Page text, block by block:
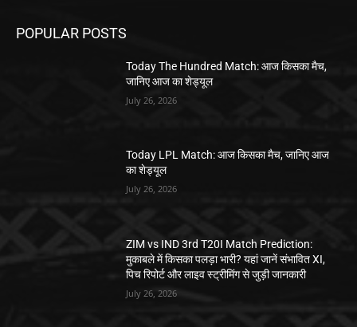
POPULAR POSTS
Today The Hundred Match: आज किसका मैच,
जानिए आज का शेड्यूल
July 26, 2026
Today LPL Match: आज किसका मैच, जानिए आज
का शेड्यूल
July 26, 2026
ZIM vs IND 3rd T20I Match Prediction:
मुकाबले में किसका पलड़ा भारी? यहां जानें संभावित XI,
पिच रिपोर्ट और लाइव स्ट्रीमिंग से जुड़ी जानकारी
July 26, 2026